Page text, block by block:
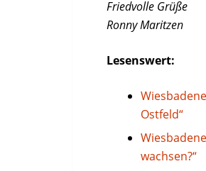
Friedvolle Grüße
Ronny Maritzen
Lesenswert:
Ostfeld“
wachsen?“